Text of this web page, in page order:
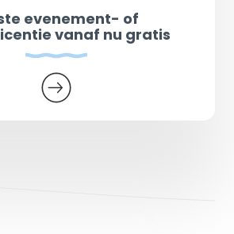
evenement- of
vanaf nu gratis